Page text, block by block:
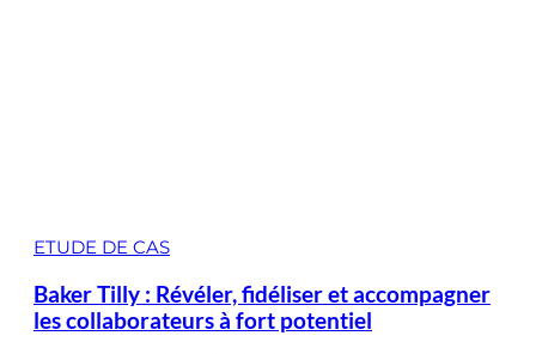
ETUDE DE CAS
Baker Tilly : Révéler, fidéliser et accompagner
les collaborateurs à fort potentiel